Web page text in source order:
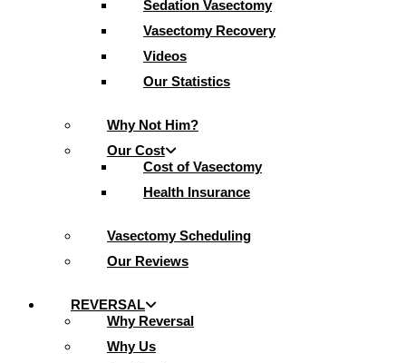
Sedation Vasectomy
Vasectomy Recovery
Videos
Our Statistics
Why Not Him?
Our Cost
Cost of Vasectomy
Health Insurance
Vasectomy Scheduling
Our Reviews
REVERSAL
Why Reversal
Why Us